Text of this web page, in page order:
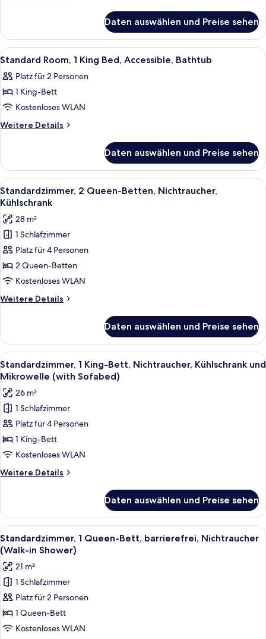
-
Disability
Access/Non-
Smoking
anzeigen
Room
with
Bath
-
Disability
Smoking
Daten auswählen und Preise sehen
Alle
Fotos
für
Standard
Room,
1
Accessible,
Bathtub
anzeigen
Ein Hotelzimmer mit einem Bett,
4
Standard Room, 1 King Bed, Accessible, Bathtub
Platz für 2 Personen
1 King-Bett
Kostenloses WLAN
Weitere Details
Weitere
Room,
King
Bed,
Bathtub
Daten auswählen und Preise sehen
Alle
Fotos
für
Standardzimmer,
2 Queen-
Betten,
Nichtraucher,
Kühlschrank
anzeigen
Ein Hotelzimmer mit zwei Betten,
5
Standardzimmer, 2 Queen-Betten, Nichtraucher,
Kühlschrank
28 m²
1 Schlafzimmer
Platz für 4 Personen
2 Queen-Betten
Kostenloses WLAN
Weitere Details
Weitere
2 Queen-
Betten,
Nichtraucher,
Kühlschrank
Daten auswählen und Preise sehen
Alle
Fotos
für
Standardzimmer,
1 King-
Bett,
Nichtraucher,
Kühlschrank
und
Mikrowelle
Sofabed)
anzeigen
Ein Hotelzimmer mit einem großen
5
Standardzimmer, 1 King-Bett, Nichtraucher, Kühlschrank und
Mikrowelle (with Sofabed)
26 m²
1 Schlafzimmer
Platz für 4 Personen
1 King-Bett
Kostenloses WLAN
Weitere Details
Weitere
1 King-
Bett,
Nichtraucher,
Kühlschrank
und
Mikrowelle
(with
Sofabed)
Daten auswählen und Preise sehen
Alle
Fotos
für
Standardzimmer,
Queen-
Bett,
barrierefrei,
Ein Hotelzimmer mit einem großen
5
Standardzimmer, 1 Queen-Bett, barrierefrei, Nichtraucher
(Walk-in Shower)
21 m²
1 Schlafzimmer
Platz für 2 Personen
1 Queen-Bett
Kostenloses WLAN